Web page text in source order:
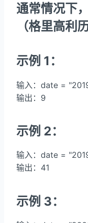
通常情况下
（格里高利
示例 1：
输入：date =
输出：9
示例 2：
输入：date =
输出：41
示例 3：